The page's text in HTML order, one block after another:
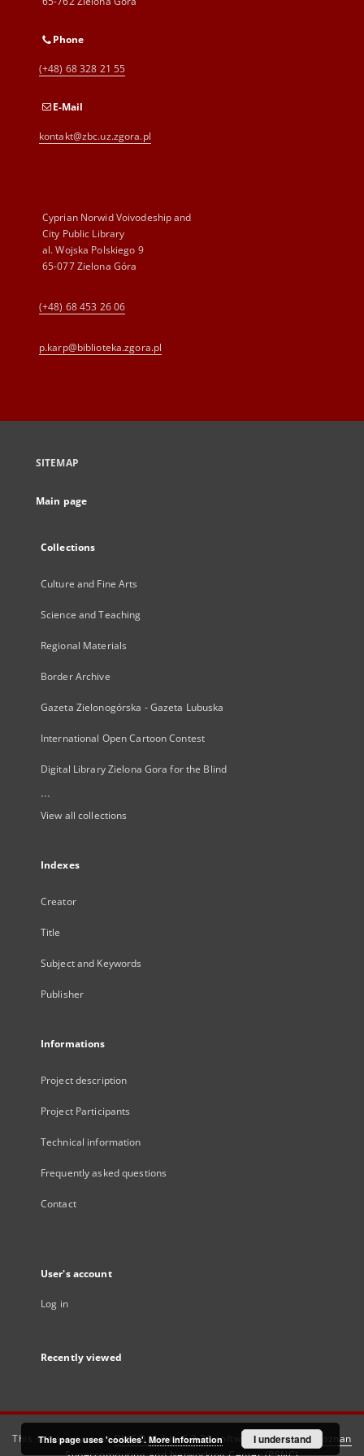
Phone
(+48) 68 328 21 55
E-Mail
kontakt@zbc.uz.zgora.pl
Cyprian Norwid Voivodeship and
City Public Library
al. Wojska Polskiego 9
65-077 Zielona Góra
(+48) 68 453 26 06
p.karp@biblioteka.zgora.pl
SITEMAP
Main page
Collections
Culture and Fine Arts
Science and Teaching
Regional Materials
Border Archive
Gazeta Zielonogórska - Gazeta Lubuska
International Open Cartoon Contest
Digital Library Zielona Gora for the Blind
...
View all collections
Indexes
Creator
Title
Subject and Keywords
Publisher
Informations
Project description
Project Participants
Technical information
Frequently asked questions
Contact
User's account
Log in
Recently viewed
This service runs onDInGO dLibra 6.3.21software created by
Poznan
This page uses 'cookies'. More information I understand